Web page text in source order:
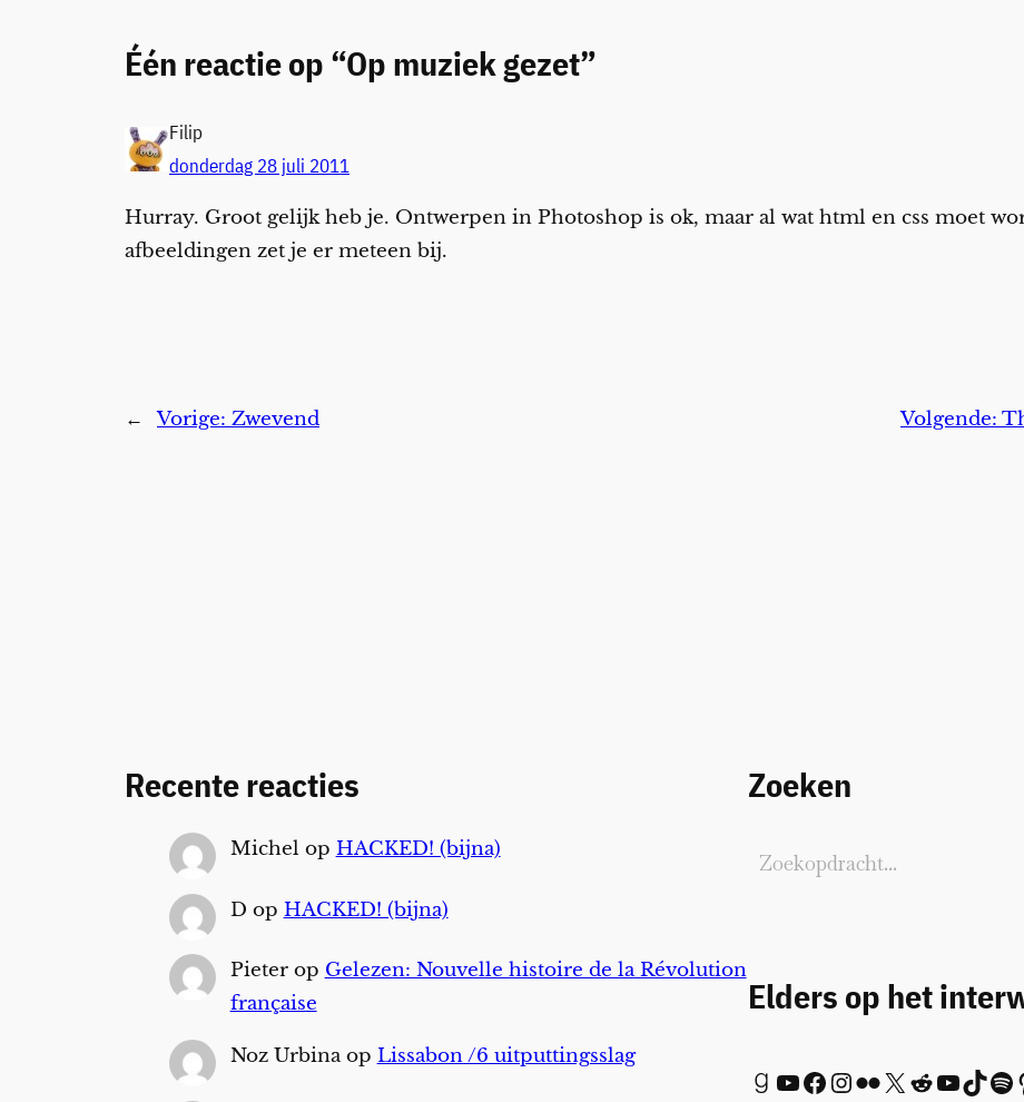
Één reactie op “Op muziek gezet”
Filip
donderdag 28 juli 2011
Hurray. Groot gelijk heb je. Ontwerpen in Photoshop is ok, maar al wat html en css moet
afbeeldingen zet je er meteen bij.
← Vorige: Zwevend Volgende:
Recente reacties
Michel op HACKED! (bijna)
D op HACKED! (bijna)
Pieterop Gelezen: Nouvelle histoire de la Révolution
française
Noz Urbinaop Lissabon /6 uitputtingsslag
Zoeken
Elders op het
Goodreads YouTube Facebook InstagramFlickr X Reddit YouTube TikTok Spotify Pinterest